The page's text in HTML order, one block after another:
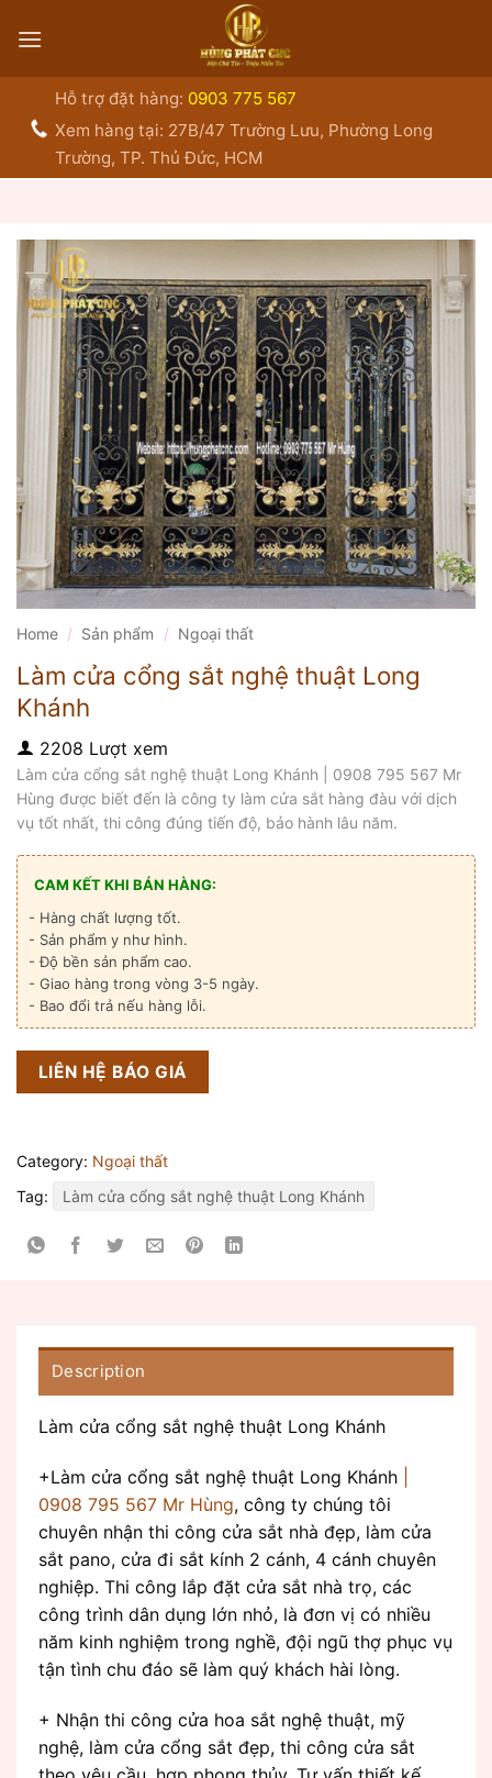
qua
Hỗ trợ đặt hàng: 0903 775 567
Xem hàng tại: 27B/47 Trường Lưu, Phường Long
Trường, TP. Thủ Đức, HCM
Home / Sản phẩm / Ngoại thất
Làm cửa cổng sắt nghệ thuật Long
Khánh
2208 Lượt xem
Làm cửa cổng sắt nghệ thuật Long Khánh | 0908 795 567 Mr
Hùng được biết đến là công ty làm cửa sắt hàng đàu với dịch
vụ tốt nhất, thi công đúng tiến độ, bảo hành lâu năm.
CAM KẾT KHI BÁN HÀNG:
- Hàng chất lượng tốt.
- Sản phẩm y như hình.
- Độ bền sản phẩm cao.
- Giao hàng trong vòng 3-5 ngày.
- Bao đổi trả nếu hàng lỗi.
LIÊN HỆ BÁO GIÁ
Category: Ngoại thất
Tag:
Làm cửa cổng sắt nghệ thuật Long Khánh
Description
Làm cửa cổng sắt nghệ thuật Long Khánh
+Làm cửa cổng sắt nghệ thuật Long Khánh
0908 795 567 Mr Hùng, công ty chúng tôi
chuyên nhận thi công cửa sắt nhà đẹp, làm cửa
sắt pano, cửa đi sắt kính 2 cánh, 4 cánh chuyên
nghiệp. Thi công lắp đặt cửa sắt nhà trọ, các
công trình dân dụng lớn nhỏ, là đơn vị có nhiều
năm kinh nghiệm trong nghề, đội ngũ thợ phục vụ
tận tình chu đáo sẽ làm quý khách hài lòng.
+ Nhận thi công cửa hoa sắt nghệ thuật, mỹ
nghệ, làm cửa cổng sắt đẹp, thi công cửa sắt